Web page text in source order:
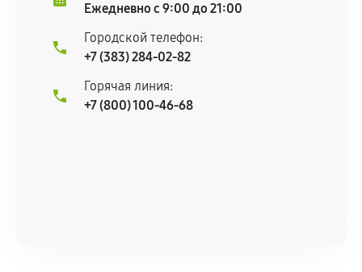
Ежедневно с 9:00 до 21:00
Городской телефон:
+7 (383) 284-02-82
Горячая линия:
+7 (800) 100-46-68